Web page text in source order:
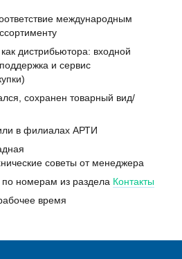
международным
дистрибьютора: входной
и сервис
сохранен товарный вид/
в филиалах АРТИ
советы от менеджера
номерам из раздела Контакты
время